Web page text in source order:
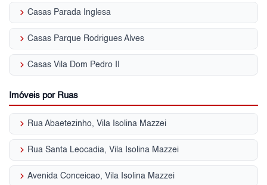
keyboard_arrow_right Casas Parada Inglesa
keyboard_arrow_right Casas Parque Rodrigues Alves
keyboard_arrow_right Casas Vila Dom Pedro II
Imóveis por Ruas
keyboard_arrow_right Rua Abaetezinho, Vila Isolina Mazzei
keyboard_arrow_right Rua Santa Leocadia, Vila Isolina Mazzei
keyboard_arrow_right Avenida Conceicao, Vila Isolina Mazzei